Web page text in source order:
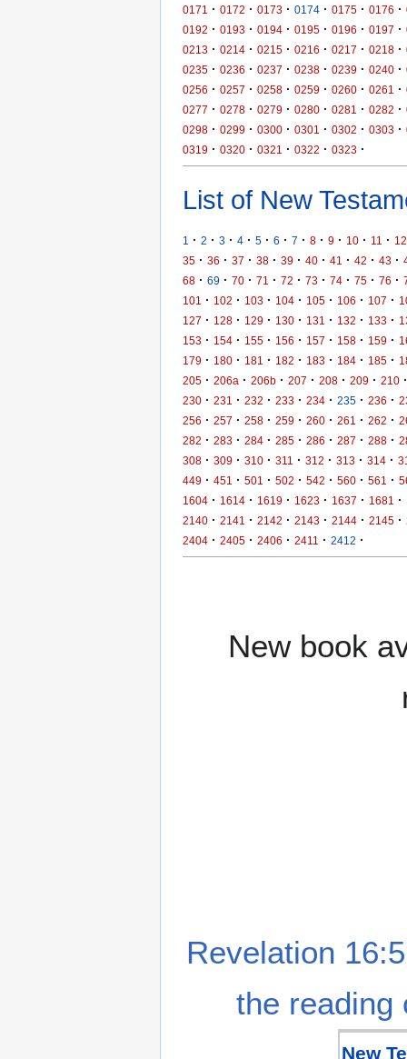
0171
· 0172 · 0173 · 0174 · 0175 · 0176 ·
0192 · 0193 · 0194 · 0195 · 0196 · 0197 ·
0213 · 0214 · 0215 · 0216 · 0217 · 0218 ·
0235 · 0236 · 0237 · 0238 · 0239 · 0240 ·
0256 · 0257 · 0258 · 0259 · 0260 · 0261 ·
0277 · 0278 · 0279 · 0280 · 0281 · 0282 ·
0298 · 0299 · 0300 · 0301 · 0302 · 0303 ·
0319 · 0320 · 0321 · 0322 · 0323 ·
List of New
1 · 2 · 3 · 4 · 5 · 6 · 7 · 8 · 9 · 10 · 11 · 12
35 · 36 · 37 · 38 · 39 · 40 · 41 · 42 · 43 ·
68 · 69 · 70 · 71 · 72 · 73 · 74 · 75 · 76 ·
101
· 102 · 103 · 104 · 105 · 106 · 107 ·
127 · 128 · 129 · 130 · 131 · 132 · 133 ·
153 · 154 · 155 · 156 · 157 · 158 · 159 ·
179 · 180 · 181 · 182 · 183 · 184 · 185 ·
205 · 206a · 206b · 207 · 208 · 209 · 210 ·
230 · 231 · 232 · 233 · 234 · 235 · 236 ·
256 · 257 · 258 · 259 · 260 · 261 · 262 ·
282 · 283 · 284 · 285 · 286 · 287 · 288 ·
308 · 309 · 310 · 311 · 312 · 313 · 314 ·
449 · 451 · 501 · 502 · 542 · 560 · 561 ·
1604 · 1614 · 1619 · 1623 · 1637 · 1681 ·
2140 · 2141 · 2142 · 2143 · 2144 · 2145 ·
2404 · 2405 · 2406 · 2411 · 2412 ·
New book
Revelation
the reading
New